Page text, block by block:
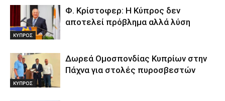
ΚΥΠΡΟΣ
Φ. Κρίστοφερ: Η Κύπρος δεν
αποτελεί πρόβλημα αλλά λύση
ΚΥΠΡΟΣ
Δωρεά Ομοσπονδίας Κυπρίων στην
Πάχνα για στολές πυροσβεστών